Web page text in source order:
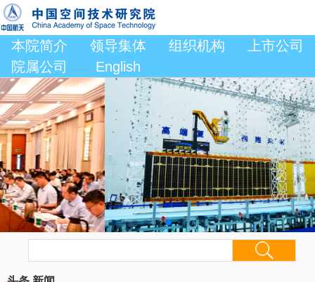
本院简介 领导集体 组织机构
上市公司
院属公司
English